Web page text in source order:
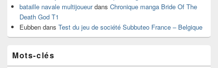
bataille navale multijoueurdans Chronique manga Bride Of The
Death God T1
Eubben dans Test du jeu de société Subbuteo France – Belgique
Mots-clés